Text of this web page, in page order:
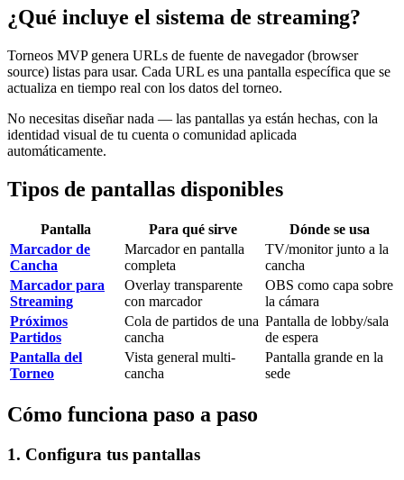
¿Qué incluye el sistema de streaming?
Torneos MVP genera URLs de fuente de navegador (browser
source) listas para usar. Cada URL es una pantalla específica que se
actualiza en tiempo real con los datos del torneo.
No necesitas diseñar nada — las pantallas ya están hechas, con la
identidad visual de tu cuenta o comunidad aplicada
automáticamente.
Tipos de pantallas disponibles
Pantalla Para qué sirve
Dónde se usa
Marcador de
Cancha
Marcador en pantalla
completa
TV/monitor junto a la
cancha
Marcador para
Streaming
Overlay transparente
con marcador
OBS como capa sobre
la cámara
Próximos
Partidos
Cola de partidos de una
cancha
Pantalla de lobby/sala
de espera
Pantalla del
Torneo
Vista general multi-
cancha
Pantalla grande en la
sede
Cómo funciona paso a paso
1. Configura tus pantallas